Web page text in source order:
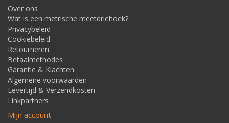
Over ons
Wat is een metrische meetdriehoek?
Privacybeleid
Cookiebeleid
Retourneren
Betaalmethodes
Garantie & Klachten
Algemene voorwaarden
Levertijd & Verzendkosten
Linkpartners
Mijn account